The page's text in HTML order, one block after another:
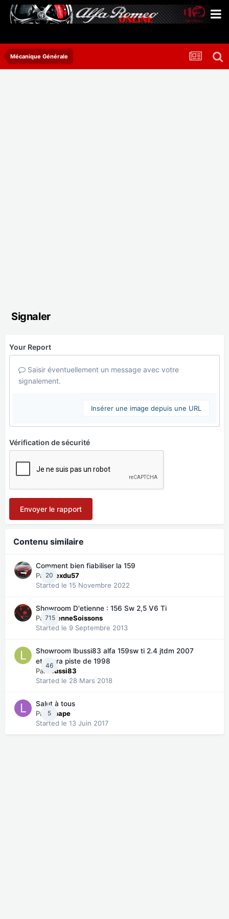
Mécanique Générale
Signaler
Your Report
Saisir éventuellement un message avec votre
signalement.
Insérer une image depuis une URL
Vérification de sécurité
Envoyer le rapport
Contenu similaire
20
Comment bien fiabiliser la 159
ParAlexdu57
Started le 15 Novembre 2022
715
Showroom D'etienne : 156 Sw 2,5 V6 Ti
ParEtienneSoissons
Started le 9 Septembre 2013
46
Showroom lbussi83 alfa 159sw ti 2.4 jtdm 2007
et xsara piste de 1998
Par
lbussi83
Started le 28 Mars 2018
5
Salut à tous
Par lepape
Started le 13 Juin 2017